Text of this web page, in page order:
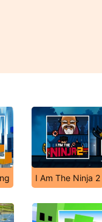
I Am The Ninja 2